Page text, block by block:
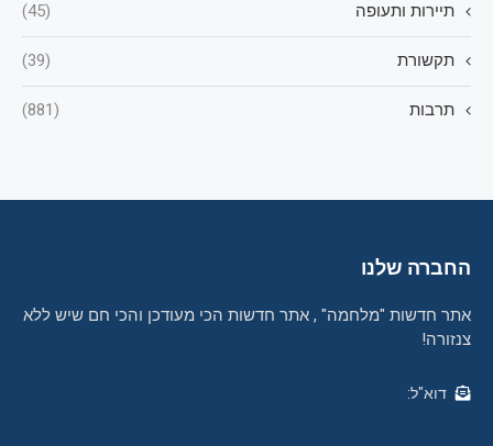
תיירות ותעופה (45)
תקשורת (39)
תרבות (881)
החברה שלנו
אתר חדשות "מלחמה" , אתר חדשות הכי מעודכן והכי חם שיש ללא
צנזורה!
דוא"ל: